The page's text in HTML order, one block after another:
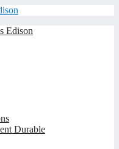
Edison
Durable